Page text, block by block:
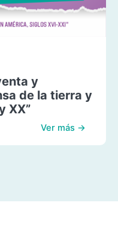
y
de la tierra y
XX”
Ver más →